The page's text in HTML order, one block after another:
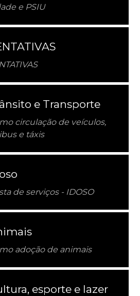
e PSIU
e Transporte
circulação de veículos,
e táxis
de serviços - IDOSO
adoção de animais
esporte e lazer